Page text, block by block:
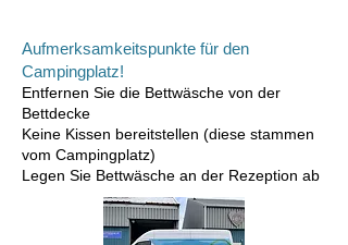
Aufmerksamkeitspunkte für den
Campingplatz!
Entfernen Sie die Bettwäsche von der
Bettdecke
Keine Kissen bereitstellen (diese stammen
vom Campingplatz)
Legen Sie Bettwäsche an der Rezeption ab